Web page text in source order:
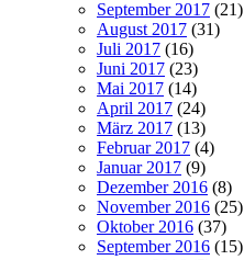
September 2017 (21)
August 2017 (31)
Juli 2017 (16)
Juni 2017 (23)
Mai 2017 (14)
April 2017 (24)
März 2017 (13)
Februar 2017 (4)
Januar 2017 (9)
Dezember 2016 (8)
November 2016 (25)
Oktober 2016 (37)
September 2016 (15)